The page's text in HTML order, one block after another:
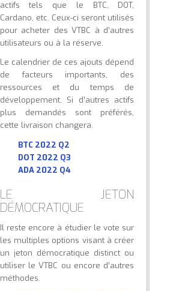
actifs tels que le BTC, DOT,
Cardano, etc. Ceux-ci seront utilisés
pour acheter des VTBC à d’autres
utilisateurs ou à la réserve.
Le calendrier de ces ajouts dépend
de facteurs importants, des
ressources et du temps de
développement. Si d’autres actifs
plus demandés sont préférés,
cette livraison changera.
BTC 2022 Q2
DOT 2022 Q3
ADA 2022 Q4
LE JETON
DÉMOCRATIQUE
Il reste encore à étudier le vote sur
les multiples options visant à créer
un jeton démocratique distinct ou
utiliser le VTBC ou encore d’autres
méthodes.